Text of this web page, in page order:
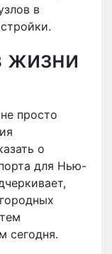
в
жизни
просто
о
для Нью-
сегодня.